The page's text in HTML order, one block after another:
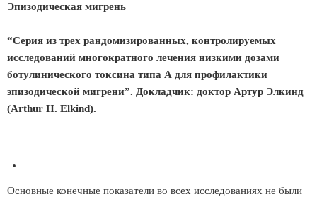
Эпизодическая мигрень
“Серия из трех рандомизированных, контролируемых
исследований многократного лечения низкими дозами
ботулинического токсина типа А для профилактики
эпизодической мигрени”. Докладчик: доктор Артур Элкинд
(Arthur H. Elkind).
Основные конечные показатели во всех исследованиях не были